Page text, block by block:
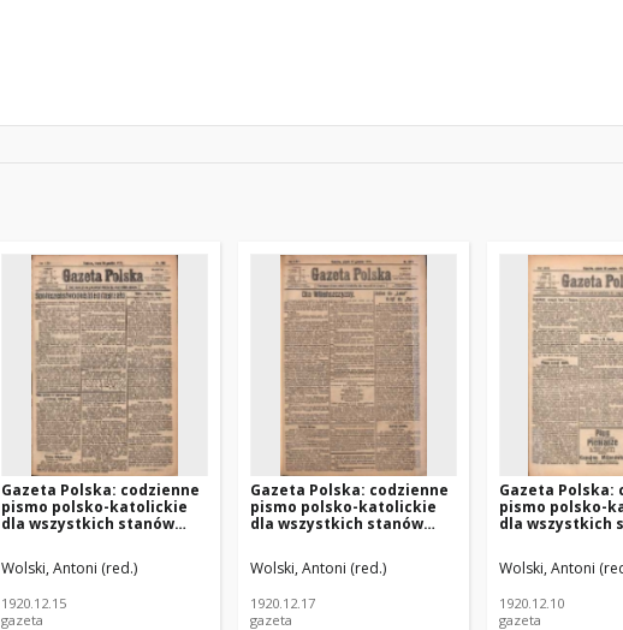
Gazeta Polska: codzienne
pismo polsko-katolickie
dla wszystkich stanów
Wolski, Antoni (red.)
1920.12.15
gazeta
Gazeta Polska: codzienne
pismo polsko-katolickie
dla wszystkich stanów
Wolski, Antoni (red.)
1920.12.17
gazeta
Gazeta Polska:
pismo polsko-
dla wszystkich
Wolski, Antoni
1920.12.10
gazeta